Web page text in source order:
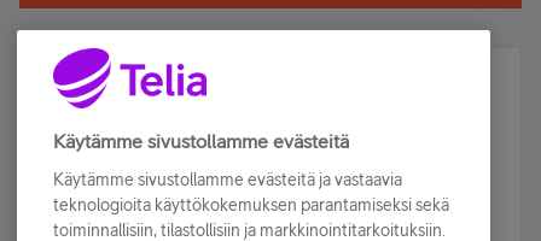
Älä jää paitsi – osallistu ja voita!
Tilaa Telian uutiskirje ja olet mukana arvonnassa.
sähköpostiisi.
Käytämme sivustollamme evästeitä
Käytämme sivustollamme evästeitä ja vastaavia
teknologioita käyttökokemuksen parantamiseksi sekä
toiminnallisiin, tilastollisiin ja markkinointitarkoituksiin.